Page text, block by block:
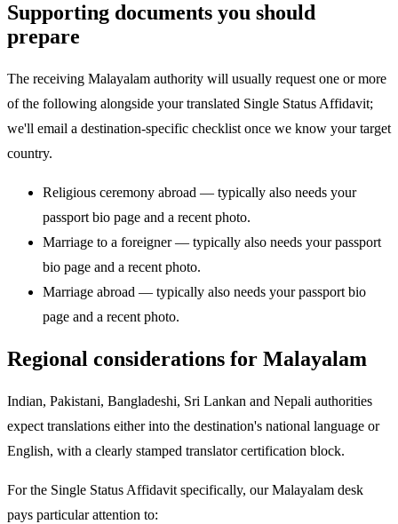
Supporting documents you should
prepare
The receiving Malayalam authority will usually request one or more
of the following alongside your translated Single Status Affidavit;
we'll email a destination-specific checklist once we know your target
country.
Religious ceremony abroad — typically also needs your
passport bio page and a recent photo.
Marriage to a foreigner — typically also needs your passport
bio page and a recent photo.
Marriage abroad — typically also needs your passport bio
page and a recent photo.
Regional considerations for Malayalam
Indian, Pakistani, Bangladeshi, Sri Lankan and Nepali authorities
expect translations either into the destination's national language or
English, with a clearly stamped translator certification block.
For the Single Status Affidavit specifically, our Malayalam desk
pays particular attention to: